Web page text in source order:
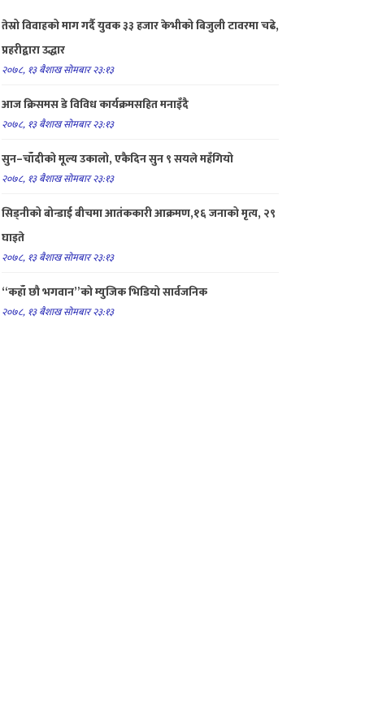
तेस्रो विवाहको माग गर्दै युवक ३३ हजार केभीको बिजुली टावरमा चढे,
प्रहरीद्वारा उद्धार
२०७८, १३ बैशाख सोमबार २३:१३
आज क्रिसमस डे विविध कार्यक्रमसहित मनाइँदै
२०७८, १३ बैशाख सोमबार २३:१३
सुन–चाँदीको मूल्य उकालो, एकैदिन सुन ९ सयले महँगियो
२०७८, १३ बैशाख सोमबार २३:१३
सिड्नीको बोन्डाई बीचमा आतंककारी आक्रमण,१६ जनाको मृत्य, २९
घाइते
२०७८, १३ बैशाख सोमबार २३:१३
“कहाँ छौ भगवान”को म्युजिक भिडियो सार्वजनिक
२०७८, १३ बैशाख सोमबार २३:१३